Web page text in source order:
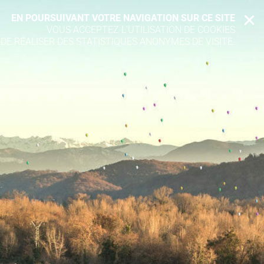
EN POURSUIVANT VOTRE NAVIGATION SUR CE SITE
VOUS ACCEPTEZ L’UTILISATION DE COOKIES
RÉALISER DES STATISTIQUES ANONYMES DE VISITE.
X